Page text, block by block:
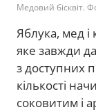
Медовий бісквіт.
Яблука, мед
яке завжди
з доступних
кількості
соковитим і